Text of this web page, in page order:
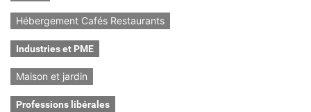
Hébergement Cafés Restaurants
Industries et PME
Maison et jardin
Professions libérales